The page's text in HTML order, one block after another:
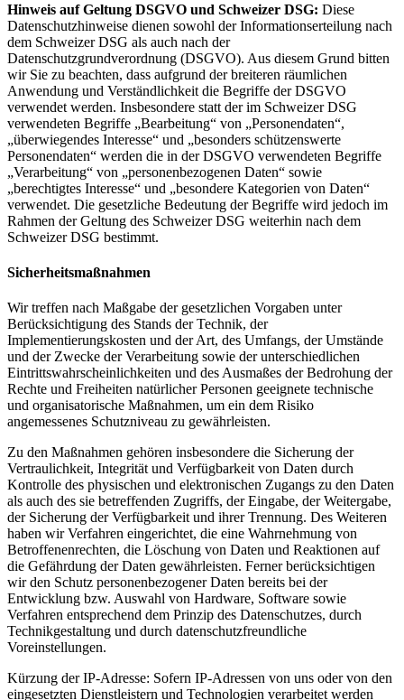
Hinweis auf Geltung DSGVO und Schweizer DSG: Diese
Datenschutzhinweise dienen sowohl der Informationserteilung nach
dem Schweizer DSG als auch nach der
Datenschutzgrundverordnung (DSGVO). Aus diesem Grund bitten
wir Sie zu beachten, dass aufgrund der breiteren räumlichen
Anwendung und Verständlichkeit die Begriffe der DSGVO
verwendet werden. Insbesondere statt der im Schweizer DSG
verwendeten Begriffe „Bearbeitung“ von „Personendaten“,
„überwiegendes Interesse“ und „besonders schützenswerte
Personendaten“ werden die in der DSGVO verwendeten Begriffe
„Verarbeitung“ von „personenbezogenen Daten“ sowie
„berechtigtes Interesse“ und „besondere Kategorien von Daten“
verwendet. Die gesetzliche Bedeutung der Begriffe wird jedoch im
Rahmen der Geltung des Schweizer DSG weiterhin nach dem
Schweizer DSG bestimmt.
Sicherheitsmaßnahmen
Wir treffen nach Maßgabe der gesetzlichen Vorgaben unter
Berücksichtigung des Stands der Technik, der
Implementierungskosten und der Art, des Umfangs, der Umstände
und der Zwecke der Verarbeitung sowie der unterschiedlichen
Eintrittswahrscheinlichkeiten und des Ausmaßes der Bedrohung der
Rechte und Freiheiten natürlicher Personen geeignete technische
und organisatorische Maßnahmen, um ein dem Risiko
angemessenes Schutzniveau zu gewährleisten.
Zu den Maßnahmen gehören insbesondere die Sicherung der
Vertraulichkeit, Integrität und Verfügbarkeit von Daten durch
Kontrolle des physischen und elektronischen Zugangs zu den Daten
als auch des sie betreffenden Zugriffs, der Eingabe, der Weitergabe,
der Sicherung der Verfügbarkeit und ihrer Trennung. Des Weiteren
haben wir Verfahren eingerichtet, die eine Wahrnehmung von
Betroffenenrechten, die Löschung von Daten und Reaktionen auf
die Gefährdung der Daten gewährleisten. Ferner berücksichtigen
wir den Schutz personenbezogener Daten bereits bei der
Entwicklung bzw. Auswahl von Hardware, Software sowie
Verfahren entsprechend dem Prinzip des Datenschutzes, durch
Technikgestaltung und durch datenschutzfreundliche
Voreinstellungen.
Kürzung der IP-Adresse: Sofern IP-Adressen von uns oder von den
eingesetzten Dienstleistern und Technologien verarbeitet werden